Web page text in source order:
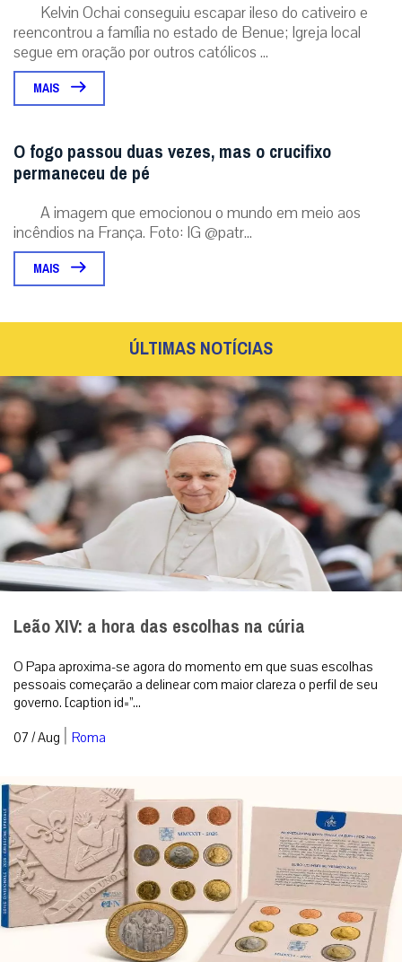
Kelvin Ochai conseguiu escapar ileso do cativeiro e
reencontrou a família no estado de Benue; Igreja local
segue em oração por outros católicos ...
MAIS
O fogo passou duas vezes, mas o crucifixo
permaneceu de pé
A imagem que emocionou o mundo em meio aos
incêndios na França. Foto: IG @patr...
MAIS
ÚLTIMAS NOTÍCIAS
Leão XIV: a hora das escolhas na cúria
O Papa aproxima-se agora do momento em que suas escolhas
pessoais começarão a delinear com maior clareza o perfil de seu
governo. [caption id=”...
07 / Aug | Roma